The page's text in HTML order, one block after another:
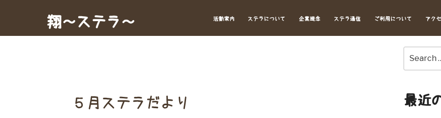
翔～ステラ～ 活動案内 ステラについて 企業理念 ステラ通信 ご利用について アク
５月ステラだより
for:
最近